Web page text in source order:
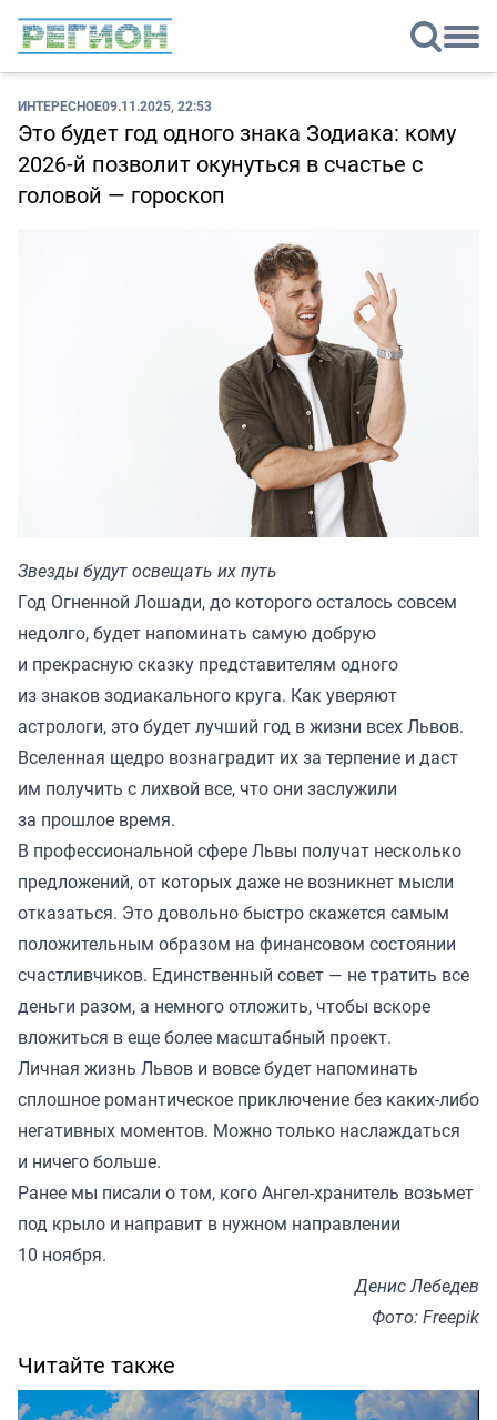
ИНТЕРЕСНОЕ09.11.2025, 22:53
Это будет год одного знака Зодиака: кому
2026-й позволит окунуться в счастье с
головой — гороскоп
Звезды будут освещать их путь
Год Огненной Лошади, до которого осталось совсем
недолго, будет напоминать самую добрую
и прекрасную сказку представителям одного
из знаков зодиакального круга. Как уверяют
астрологи, это будет лучший год в жизни всех Львов.
Вселенная щедро вознаградит их за терпение и даст
им получить с лихвой все, что они заслужили
за прошлое время.
В профессиональной сфере Львы получат несколько
предложений, от которых даже не возникнет мысли
отказаться. Это довольно быстро скажется самым
положительным образом на финансовом состоянии
счастливчиков. Единственный совет — не тратить все
деньги разом, а немного отложить, чтобы вскоре
вложиться в еще более масштабный проект.
Личная жизнь Львов и вовсе будет напоминать
сплошное романтическое приключение без каких-либо
негативных моментов. Можно только наслаждаться
и ничего больше.
Ранее мы писали о том, кого Ангел-хранитель возьмет
под крыло и направит в нужном направлении
10 ноября.
Денис Лебедев
Фото: Freepik
Читайте также